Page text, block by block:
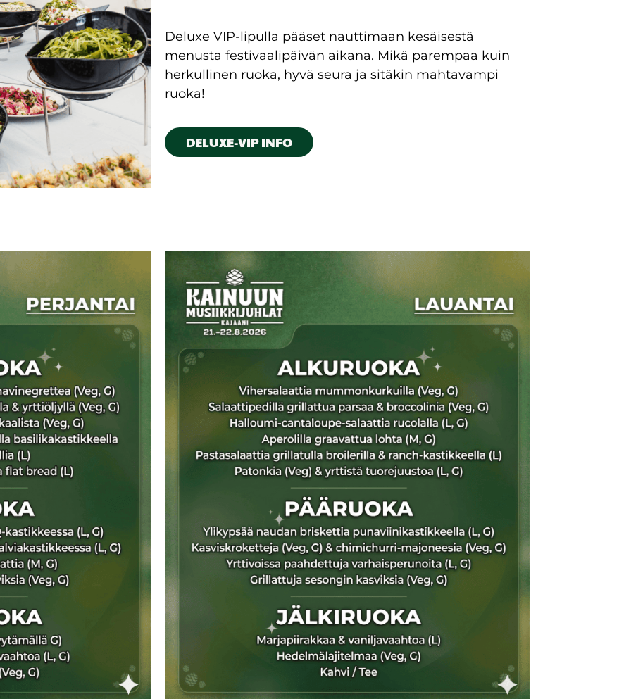
Deluxe VIP-lipulla pääset nauttimaan kesäisestä
menusta festivaalipäivän aikana. Mikä parempaa kuin
herkullinen ruoka, hyvä seura ja sitäkin mahtavampi
ruoka!
DELUXE-VIP INFO